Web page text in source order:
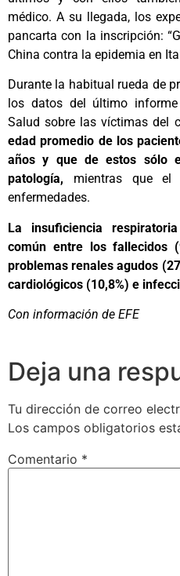
médico. A su llegada, los
pancarta con la inscripción:
China contra la epidemia en
Durante la habitual rueda de
los datos del último
Salud sobre las víctimas del
edad promedio de los
años y que de estos sólo
patología, mientras que
enfermedades.
La insuficiencia
común entre los fallecidos
problemas renales agudos
cardiológicos (10,8%) e
Con información de EFE
Deja una
Tu dirección de correo
Los campos obligatorios
Comentario *